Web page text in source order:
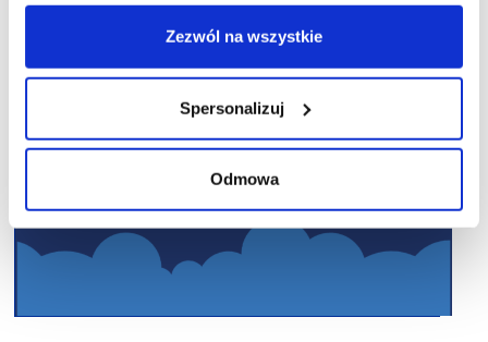
Zezwól na wszystkie
Spersonalizuj
Odmowa